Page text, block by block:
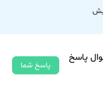
پاسخ
پاسخ شما